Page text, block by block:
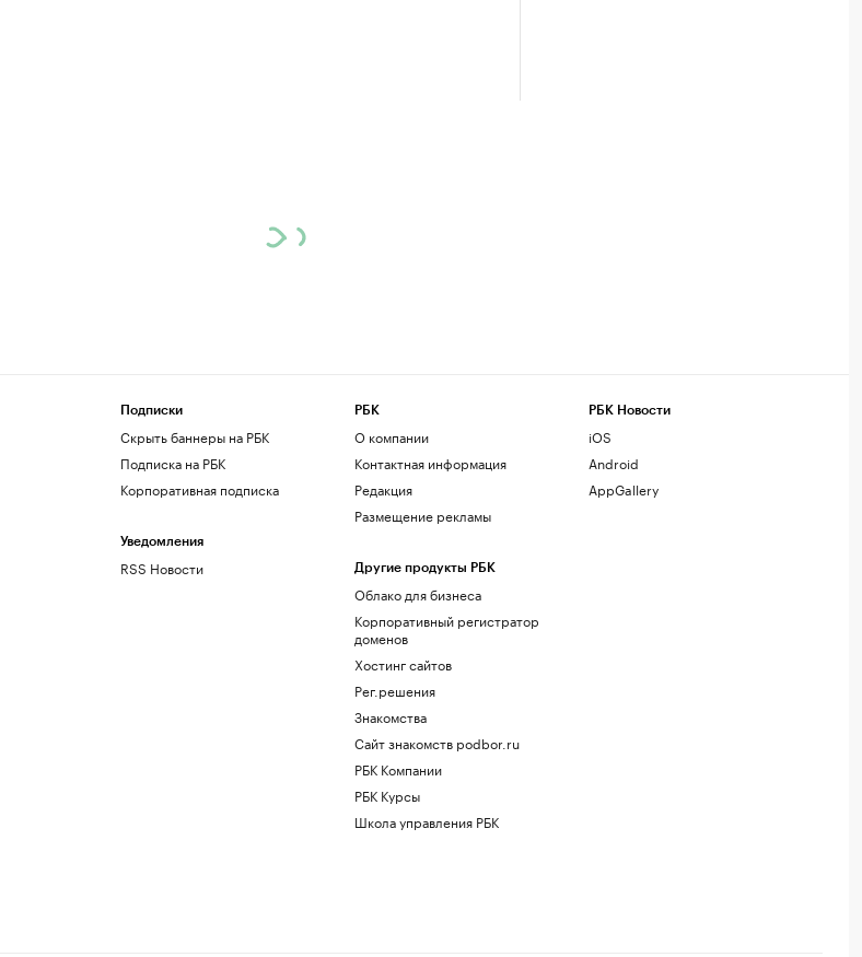
Подписки
Скрыть баннеры на РБК
Подписка на РБК
Корпоративная подписка
Уведомления
RSS Новости
РБК
О компании
Контактная информация
Редакция
Размещение рекламы
Другие продукты РБК
Облако для бизнеса
Корпоративный регистратор
доменов
Хостинг сайтов
Рег.решения
Знакомства
Сайт знакомств podbor.ru
РБК Компании
РБК Курсы
Школа управления РБК
РБК Новости
iOS
Android
AppGallery